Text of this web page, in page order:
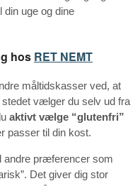
uge og dine
hos RET NEMT
måltidskasser ved, at
vælger du selv ud fra
aktivt vælge “glutenfri”
passer til din kost.
andre præferencer som
Det giver dig stor